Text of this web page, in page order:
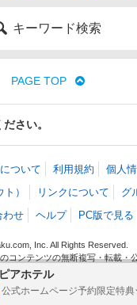
アホテル
公式ホームページ予約限定特
キーワード検索
PAGE TOP
さい。
ついて 利用規約
個人
）
リンクについて
グ
わせ
ヘルプ PC版で見る
Inc. All Rights Reserved.
コンテンツの無断複写・転載・
す。